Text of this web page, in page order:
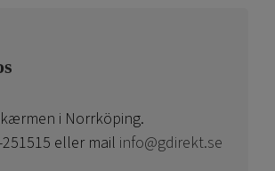
i Norrköping.
eller mail info@gdirekt.se